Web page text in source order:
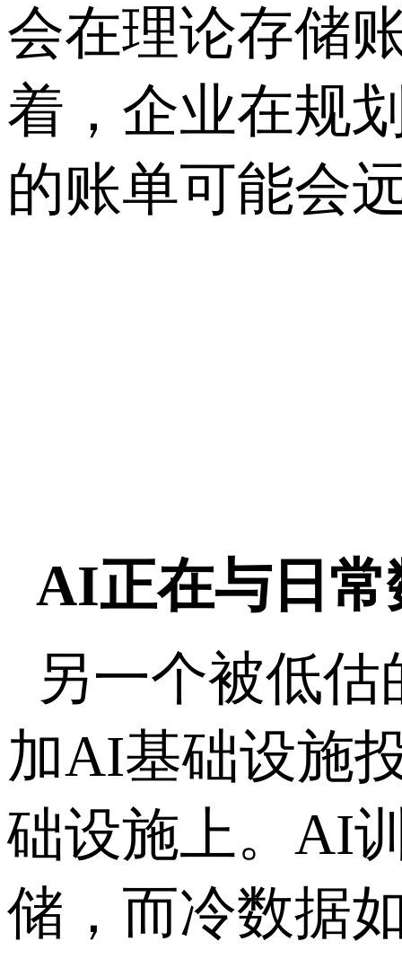
会在理论存储
着，企业在规
的账单可能会
AI正在与日
另一个被低
加AI基础设施
础设施上。 AI
储，而冷数据